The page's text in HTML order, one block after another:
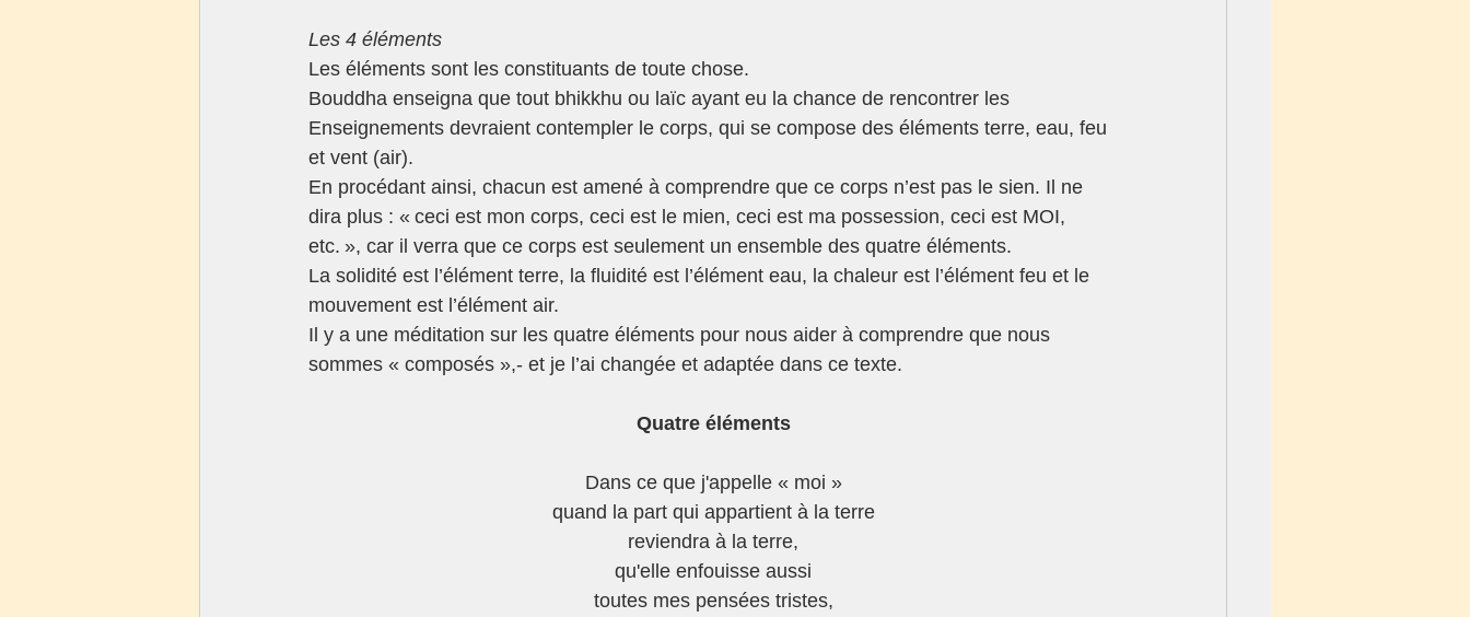
Les 4 éléments
Les éléments sont les constituants de toute chose.
Bouddha enseigna que tout bhikkhu ou laïc ayant eu la chance de rencontrer les
Enseignements devraient contempler le corps, qui se compose des éléments terre, eau, feu
et vent (air).
En procédant ainsi, chacun est amené à comprendre que ce corps n’est pas le sien. Il ne
dira plus : « ceci est mon corps, ceci est le mien, ceci est ma possession, ceci est MOI,
etc. », car il verra que ce corps est seulement un ensemble des quatre éléments.
La solidité est l’élément terre, la fluidité est l’élément eau, la chaleur est l’élément feu et le
mouvement est l’élément air.
Il y a une méditation sur les quatre éléments pour nous aider à comprendre que nous
sommes « composés »,- et je l’ai changée et adaptée dans ce texte.
Quatre éléments
Dans ce que j'appelle « moi »
quand la part qui appartient à la terre
reviendra à la terre,
qu'elle enfouisse aussi
toutes mes pensées tristes,